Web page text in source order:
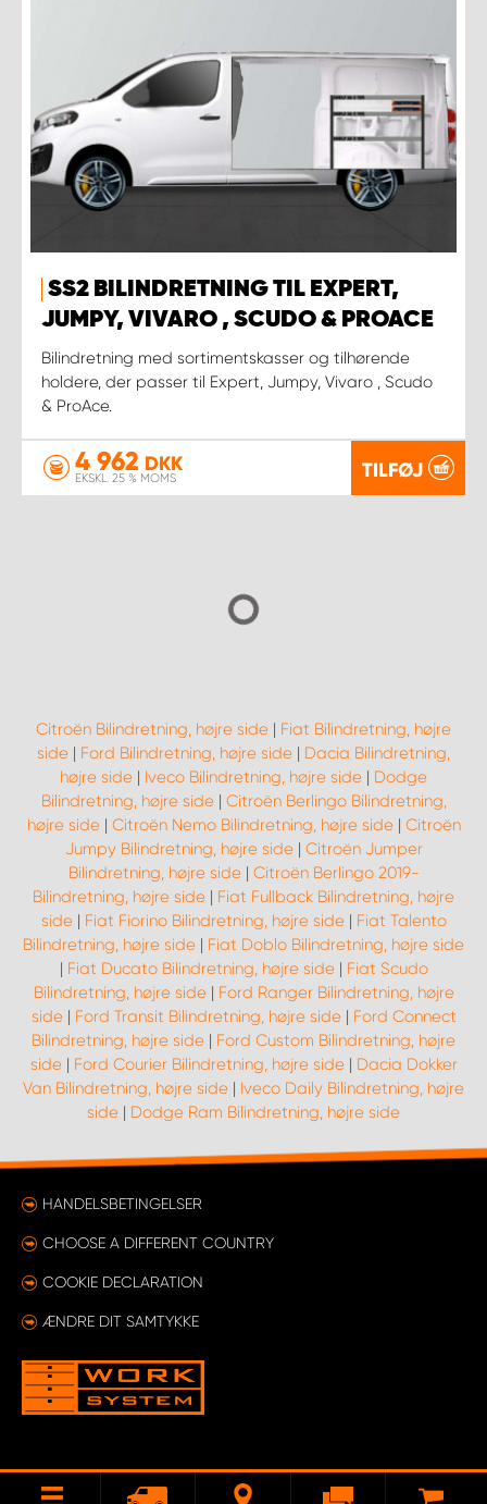
SS2 BILINDRETNING TIL EXPERT,
JUMPY, VIVARO , SCUDO & PROACE
Bilindretning med sortimentskasser og tilhørende
holdere, der passer til Expert, Jumpy, Vivaro , Scudo
& ProAce.
4 962 DKK
EKSKL. 25 % MOMS TILFØJ
Citroën Bilindretning, højre side | Fiat Bilindretning, højre
side | Ford Bilindretning, højre side | Dacia Bilindretning,
højre side | Iveco Bilindretning, højre side | Dodge
Bilindretning, højre side| Citroën Berlingo Bilindretning,
højre side| Citroën Nemo Bilindretning, højre side| Citroën
Jumpy Bilindretning, højre side| Citroën Jumper
Bilindretning, højre side| Citroën Berlingo 2019-
Bilindretning, højre side | Fiat Fullback Bilindretning, højre
side| Fiat Fiorino Bilindretning, højre side| Fiat Talento
Bilindretning, højre side | Fiat Doblo Bilindretning, højre side
| Fiat Ducato Bilindretning, højre side| Fiat Scudo
Bilindretning, højre side| Ford Ranger Bilindretning, højre
side| Ford Transit Bilindretning, højre side| Ford Connect
Bilindretning, højre side | Ford Custom Bilindretning, højre
side| Ford Courier Bilindretning, højre side| Dacia Dokker
Van Bilindretning, højre side | Iveco Daily Bilindretning, højre
side | Dodge Ram Bilindretning, højre side
HANDELSBETINGELSER
CHOOSE A DIFFERENT COUNTRY
COOKIE DECLARATION
ÆNDRE DIT SAMTYKKE